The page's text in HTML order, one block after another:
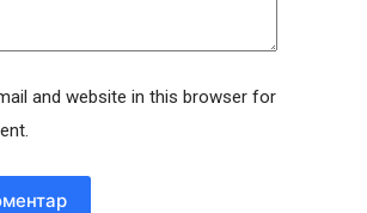
and website in this browser for